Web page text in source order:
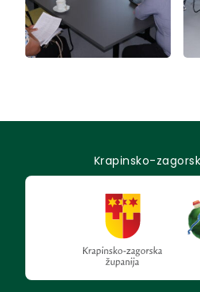
Krapinsko-